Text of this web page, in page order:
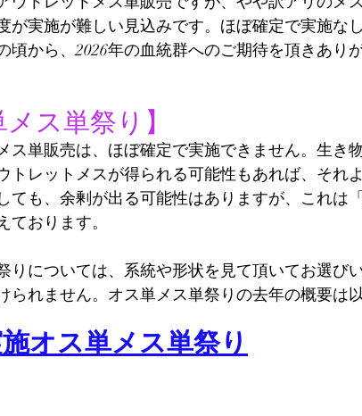
が実施が難しい見込みです。ほぼ確定で実施な
頃から、2026年の血統群へのご期待を頂きあり
メス単祭り】
ス単販売は、ほぼ確定で実施できません。生き
トレットメスが得られる可能性もあれば、それ
ても、余剰が出る可能性はありますが、これは
ております。
りについては、系統や形状を見て頂いてお選び
られません。オス単メス単祭りの去年の概要は
施オス単メス単祭り